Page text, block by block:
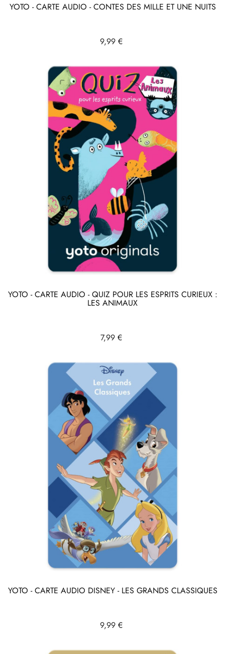
YOTO - CARTE AUDIO - CONTES DES MILLE ET UNE NUITS
Prix
9,99 €
YOTO - CARTE AUDIO - QUIZ POUR LES ESPRITS CURIEUX :
LES ANIMAUX
Prix
7,99 €
YOTO - CARTE AUDIO DISNEY - LES GRANDS CLASSIQUES
Prix
9,99 €